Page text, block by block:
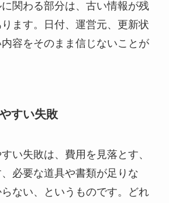
関わる部分は、古い情報が残
ます。日付、運営元、更新状
容をそのまま信じないことが
すい失敗
い失敗は、費用を見落とす、
必要な道具や書類が足りな
ない、というものです。どれ